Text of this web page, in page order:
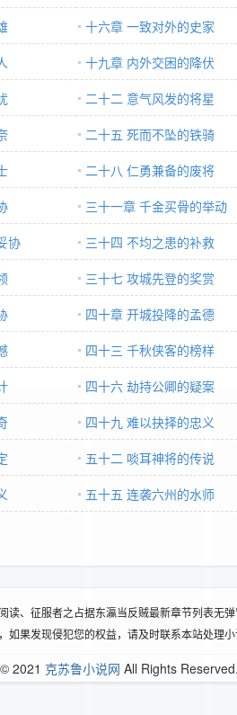
十六章 一致对外的史家
十九章 内外交困的降伏
二十二 意气风发的将星
二十五 死而不坠的铁骑
二十八 仁勇兼备的废将
三十一章 千金买骨的举动
协
三十四 不均之患的补救
三十七 攻城先登的奖赏
四十章 开城投降的孟德
四十三 千秋侠客的榜样
四十六 劫持公卿的疑案
四十九 难以抉择的忠义
五十二 啖耳神将的传说
五十五 连袭六州的水师
、征服者之占据东瀛当反贼最新章节列表无
果发现侵犯您的权益，请及时联系本站处理小
2021 克苏鲁小说网 All Rights Reserved.